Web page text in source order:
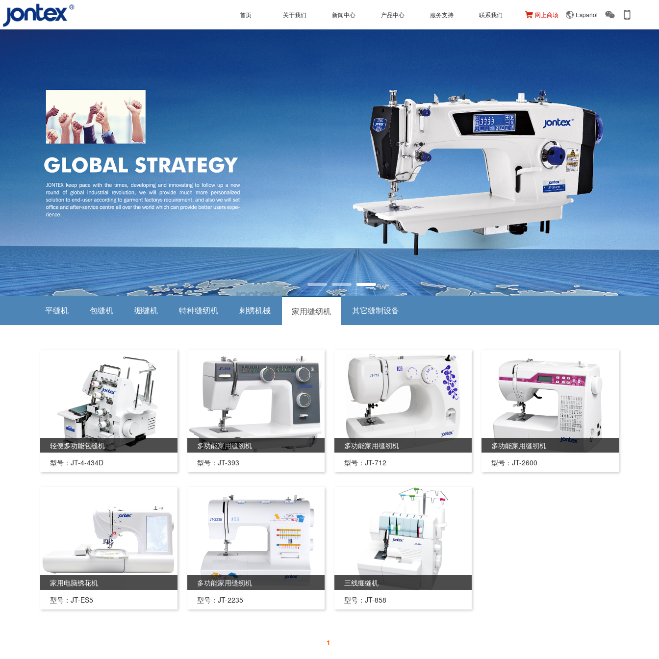
网上商场 Español
首页 关于我们 新闻中心 产品中心 服务支持 联系我们
平缝机 包缝机 绷缝机 特种缝纫机 剌绣机械 家用缝纫机 其它缝制设备
轻便多功能包缝机
型号：JT-4-434D
多功能家用缝纫机
型号：JT-393
多功能家用缝纫机
型号：JT-712
多功能家用缝纫机
型号：JT-2600
家用电脑绣花机
型号：JT-ES5
多功能家用缝纫机
型号：JT-2235
三线绷缝机
型号：JT-858
1